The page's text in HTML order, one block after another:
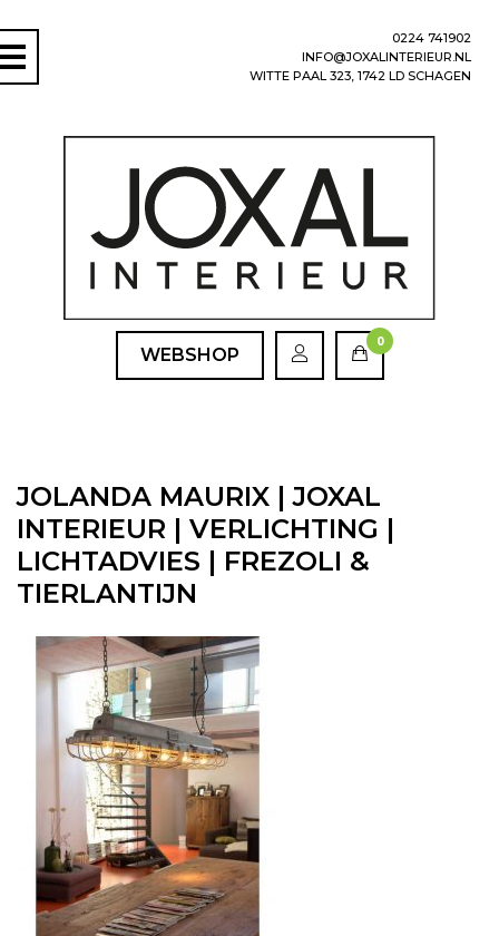
0224 741902
INFO@JOXALINTERIEUR.NL
WITTE PAAL 323, 1742 LD SCHAGEN
WEBSHOP
0
JOLANDA MAURIX | JOXAL
INTERIEUR | VERLICHTING |
LICHTADVIES | FREZOLI &
TIERLANTIJN